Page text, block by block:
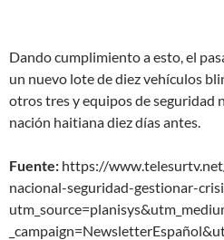
Dando cumplimiento a esto, el
un nuevo lote de diez vehículos
otros tres y equipos de seguridad
nación haitiana diez días antes.
Fuente: https://
nacional-seguridad-gestionar-